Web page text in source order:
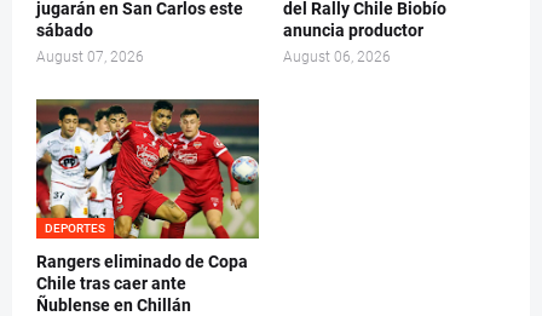
jugarán en San Carlos este
sábado
August 07, 2026
del Rally Chile Biobío
anuncia productor
August 06, 2026
DEPORTES
Rangers eliminado de Copa
Chile tras caer ante
Ñublense en Chillán